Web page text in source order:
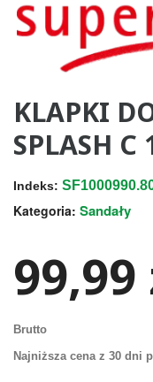
KLAPKI
SPLASH C
Indeks:
Kategoria: Sandały
99,99
Brutto
Najniższa cena z 30 dni